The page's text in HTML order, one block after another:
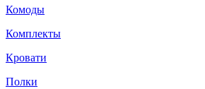
Комоды
Комплекты
Кровати
Полки